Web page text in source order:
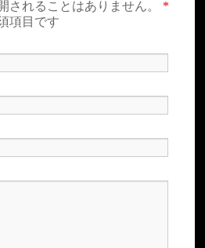
されることはありません。 *
項目です